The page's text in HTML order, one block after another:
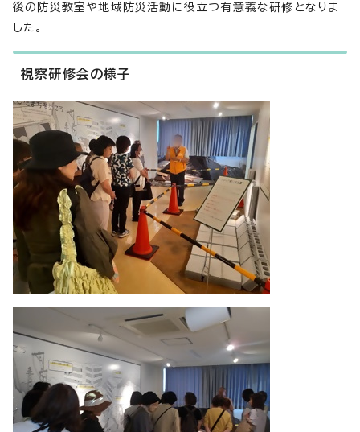
後の防災教室や地域防災活動に役立つ有意義な研修となりま
した。
視察研修会の様子